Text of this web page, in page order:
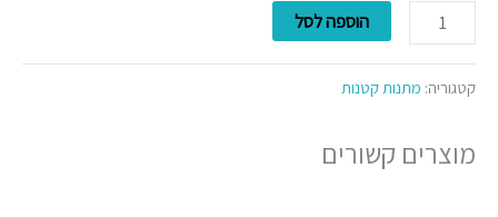
הוספה לסל
קטגוריה: מתנות קטנות
מוצרים קשורים